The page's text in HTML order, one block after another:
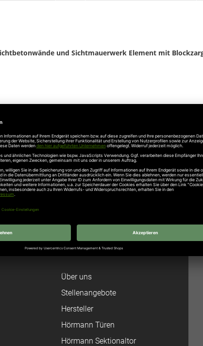
und Sichtmauerwerk Element mit
zur Produktsicherheit
Telefon: 05204915100, info@hoermann.de
Unternehmen
Über uns
Stellenangebote
Hersteller
Hörmann Türen
Hörmann Sektionaltor